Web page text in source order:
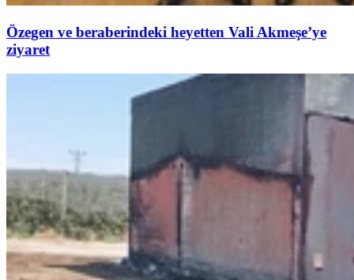
Özegen ve beraberindeki heyetten Vali Akmeşe’ye
ziyaret